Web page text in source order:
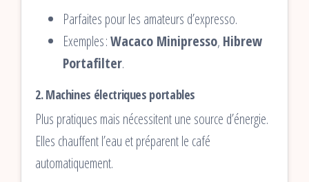
Parfaites pour les amateurs d’expresso.
Exemples :Wacaco Minipresso, Hibrew
Portafilter.
2.Machines électriques portables
Plus pratiques mais nécessitent une source d’énergie.
Elles chauffent l’eau et préparent le café
automatiquement.